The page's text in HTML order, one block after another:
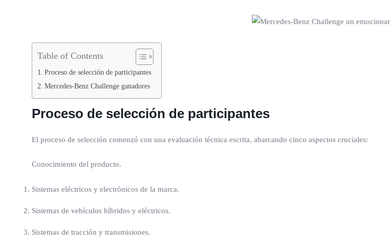
Table of Contents
Proceso de selección de participantes
Mercedes-Benz Challenge ganadores
Proceso de selección de participantes
El proceso de selección comenzó con una evaluación técnica escrita, abarcando cinco aspectos cruciales:
Conocimiento del producto.
Sistemas eléctricos y electrónicos de la marca.
Sistemas de vehículos híbridos y eléctricos.
Sistemas de tracción y transmisiones.